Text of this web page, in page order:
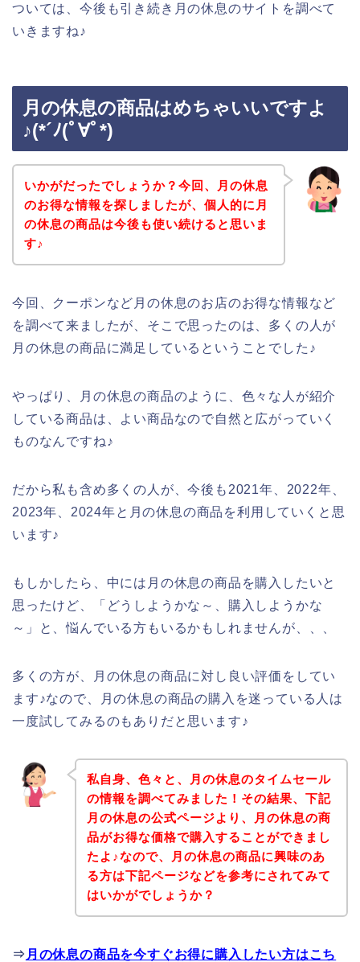
ついては、今後も引き続き月の休息のサイトを調べて
いきますね♪
月の休息の商品はめちゃいいですよ
♪(*´ﾉ(ﾟ∀ﾟ*)
いかがだったでしょうか？今回、月の休息
のお得な情報を探しましたが、個人的に月
の休息の商品は今後も使い続けると思いま
す♪
今回、クーポンなど月の休息のお店のお得な情報など
を調べて来ましたが、そこで思ったのは、多くの人が
月の休息の商品に満足しているということでした♪
やっぱり、月の休息の商品のように、色々な人が紹介
している商品は、よい商品なので自然と広がっていく
ものなんですね♪
だから私も含め多くの人が、今後も2021年、2022年、
2023年、2024年と月の休息の商品を利用していくと思
います♪
もしかしたら、中には月の休息の商品を購入したいと
思ったけど、「どうしようかな～、購入しようかな
～」と、悩んでいる方もいるかもしれませんが、、、
多くの方が、月の休息の商品に対し良い評価をしてい
ます♪なので、月の休息の商品の購入を迷っている人は
一度試してみるのもありだと思います♪
私自身、色々と、月の休息のタイムセール
の情報を調べてみました！その結果、下記
月の休息の公式ページより、月の休息の商
品がお得な価格で購入することができまし
たよ♪なので、月の休息の商品に興味のあ
る方は下記ページなどを参考にされてみて
はいかがでしょうか？
⇒ 月の休息の商品を今すぐお得に購入したい方はこち